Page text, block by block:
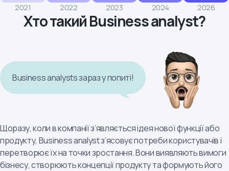
2021 2022 2023 2024 2026
Хто такий Business analyst?
Щоразу, коли в компанії з’являється ідея нової функції або
продукту, Business analyst з’ясовує потреби користувачів і
перетворює їх на точки зростання. Вони виявляють вимоги
бізнесу, створюють концепції продукту та формують його
Business analysts зараз у попиті!